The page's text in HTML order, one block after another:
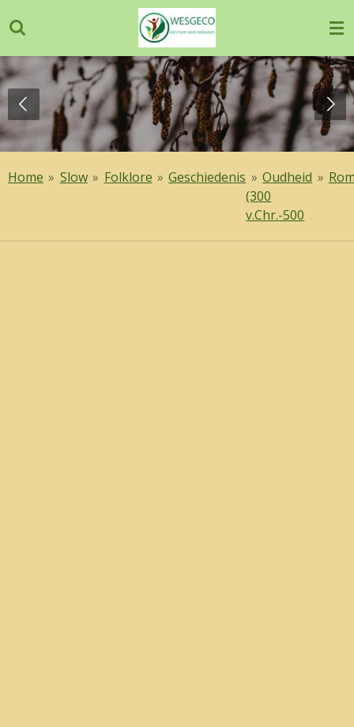
direct
naar
de
hoofdinhoud
Home » Slow » Folklore » Geschiedenis » Oudheid
(300
v.Chr.-500
»